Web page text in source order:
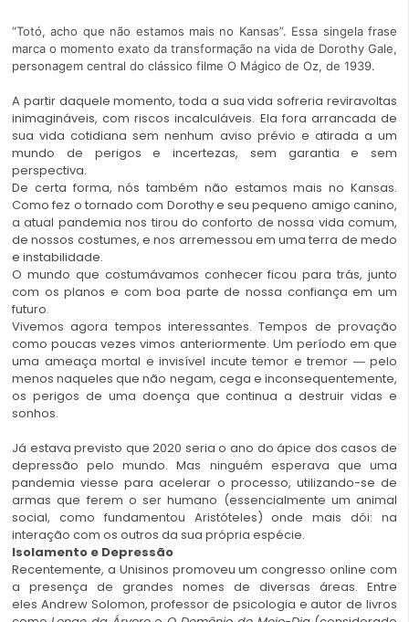
“Totó, acho que não estamos mais no Kansas”. Essa singela frase
marca o momento exato da transformação na vida de Dorothy Gale,
personagem central do clássico filme O Mágico de Oz, de 1939.
A partir daquele momento, toda a sua vida sofreria reviravoltas
inimagináveis, com riscos incalculáveis. Ela fora arrancada de
sua vida cotidiana sem nenhum aviso prévio e atirada a um
mundo de perigos e incertezas, sem garantia e sem
perspectiva.
De certa forma, nós também não estamos mais no Kansas.
Como fez o tornado com Dorothy e seu pequeno amigo canino,
a atual pandemia nos tirou do conforto de nossa vida comum,
de nossos costumes, e nos arremessou em uma terra de medo
e instabilidade.
O mundo que costumávamos conhecer ficou para trás, junto
com os planos e com boa parte de nossa confiança em um
futuro.
Vivemos agora tempos interessantes. Tempos de provação
como poucas vezes vimos anteriormente. Um período em que
uma ameaça mortal e invisível incute temor e tremor ― pelo
menos naqueles que não negam, cega e inconsequentemente,
os perigos de uma doença que continua a destruir vidas e
sonhos.
Já estava previsto que 2020 seria o ano do ápice dos casos de
depressão pelo mundo. Mas ninguém esperava que uma
pandemia viesse para acelerar o processo, utilizando-se de
armas que ferem o ser humano (essencialmente um animal
social, como fundamentou Aristóteles) onde mais dói: na
interação com os outros da sua própria espécie.
Isolamento e Depressão
Recentemente, a Unisinos promoveu um congresso online com
a presença de grandes nomes de diversas áreas. Entre
eles Andrew Solomon, professor de psicologia e autor de livros